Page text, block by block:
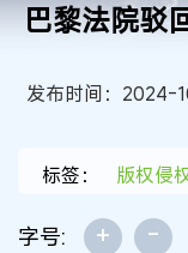
巴黎法院驳
发布时间：2024-
标签： 版权侵
字号: + -